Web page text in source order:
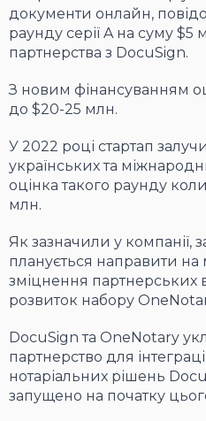
документи онлайн,
раунду серії A на суму $5
партнерства з DocuSign.
З новим фінансуванням
до $20-25 млн.
У 2022 році стартап
українських та
оцінка такого раунду
млн.
Як зазначили у компанії,
планується направити
зміцнення партнерських
розвиток набору
DocuSign та OneNotary
партнерство для
нотаріальних рішень
запущено на початку